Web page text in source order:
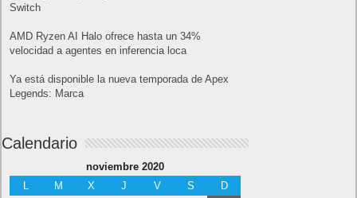
Switch
AMD Ryzen AI Halo ofrece hasta un 34%
velocidad a agentes en inferencia loca
Ya está disponible la nueva temporada de Apex
Legends: Marca
Calendario
noviembre 2020
M X J V S D